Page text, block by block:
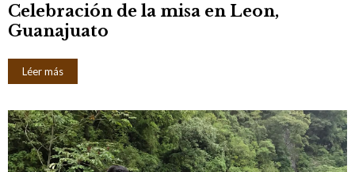
Celebración de la misa en Leon,
Guanajuato
Léer más